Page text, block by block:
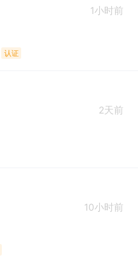
1小时前
认证
2天前
10小时前